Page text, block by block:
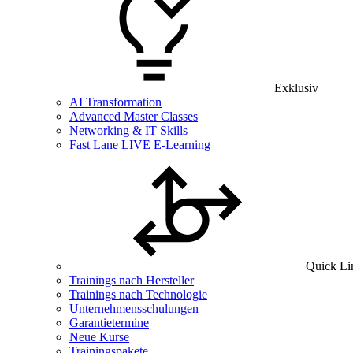
Exklusiv
AI Transformation
Advanced Master Classes
Networking & IT Skills
Fast Lane LIVE E-Learning
Quick
Trainings nach Hersteller
Trainings nach Technologie
Unternehmensschulungen
Garantietermine
Neue Kurse